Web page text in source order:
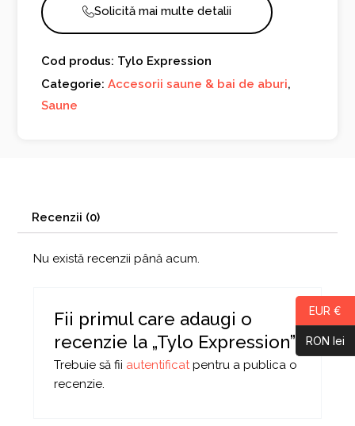
Solicită mai multe detalii
Cod produs: Tylo Expression
Categorie:Accesorii saune & bai de aburi,
Saune
Recenzii (0)
Nu există recenzii până acum.
Fii primul care adaugi o
recenzie la „Tylo Expression”
Trebuie să fii autentificatpentru a publica o
recenzie.
EUR €
RON lei